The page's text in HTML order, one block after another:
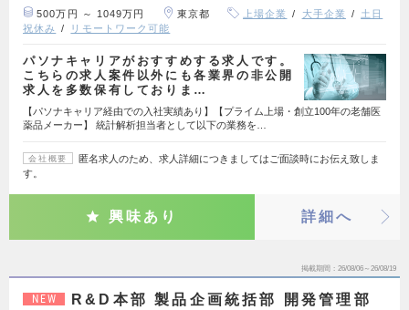
500万円 ～ 1049万円 東京都 上場企業 大手企業
土日
祝休み
リモートワーク可能
パソナキャリアがおすすめする求人です。
こちらの求人案件以外にも各業界の非公開
求人を多数保有しておりま…
【パソナキャリア経由での入社実績あり】【プライム上場・創立100年の老舗医
薬品メーカー】 統計解析担当者として以下の業務を…
会社概要
匿名求人のため、求人詳細につきましてはご面談時にお伝え致しま
す。
興味あり 詳細へ
掲載期間 26/08/06～26/08/19
NEW
R&D本部 製品企画統括部 開発管理部